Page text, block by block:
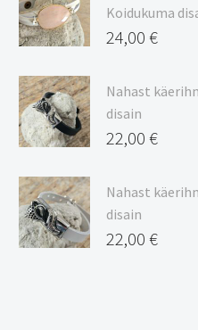
Koidukuma
24,00 €
Nahast
disain
22,00 €
Nahast
disain
22,00 €